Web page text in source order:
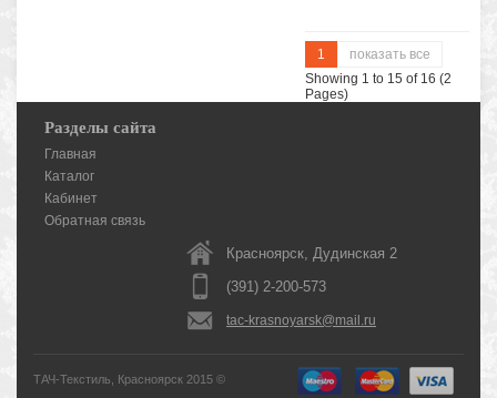
1
показать все
Showing 1 to 15 of 16 (2
Pages)
Разделы сайта
Главная
Каталог
Кабинет
Обратная связь
Красноярск, Дудинская 2
(391) 2-200-573
tac-krasnoyarsk@mail.ru
ТАЧ-Текстиль, Красноярск 2015 ©